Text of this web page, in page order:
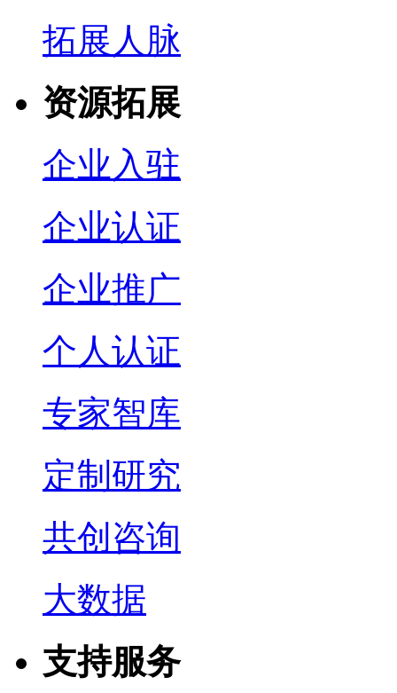
拓展人脉
资源拓展
企业入驻
企业认证
企业推广
个人认证
专家智库
定制研究
共创咨询
大数据
支持服务